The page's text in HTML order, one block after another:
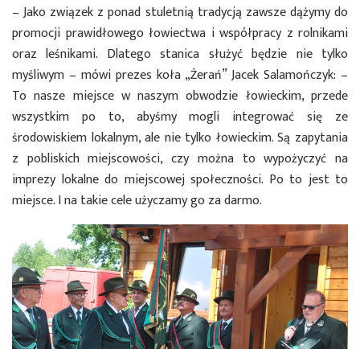
– Jako związek z ponad stuletnią tradycją zawsze dążymy do
promocji prawidłowego łowiectwa i współpracy z rolnikami
oraz leśnikami. Dlatego stanica służyć będzie nie tylko
myśliwym – mówi prezes koła „Żerań” Jacek Salamończyk: –
To nasze miejsce w naszym obwodzie łowieckim, przede
wszystkim po to, abyśmy mogli integrować się ze
środowiskiem lokalnym, ale nie tylko łowieckim. Są zapytania
z pobliskich miejscowości, czy można to wypożyczyć na
imprezy lokalne do miejscowej społeczności. Po to jest to
miejsce. I na takie cele użyczamy go za darmo.